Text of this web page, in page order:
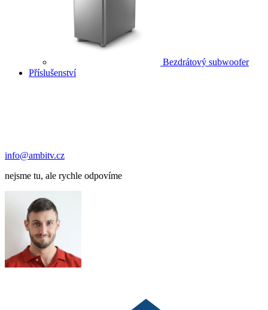
Bezdrátový subwoofer
Příslušenství
info@ambitv.cz
nejsme tu, ale rychle odpovíme